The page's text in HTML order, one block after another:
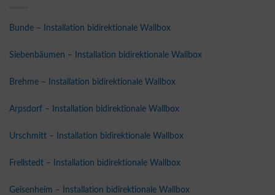
Bunde – Installation bidirektionale Wallbox
Siebenbäumen – Installation bidirektionale Wallbox
Brehme – Installation bidirektionale Wallbox
Arpsdorf – Installation bidirektionale Wallbox
Urschmitt – Installation bidirektionale Wallbox
Frellstedt – Installation bidirektionale Wallbox
Geisenheim – Installation bidirektionale Wallbox